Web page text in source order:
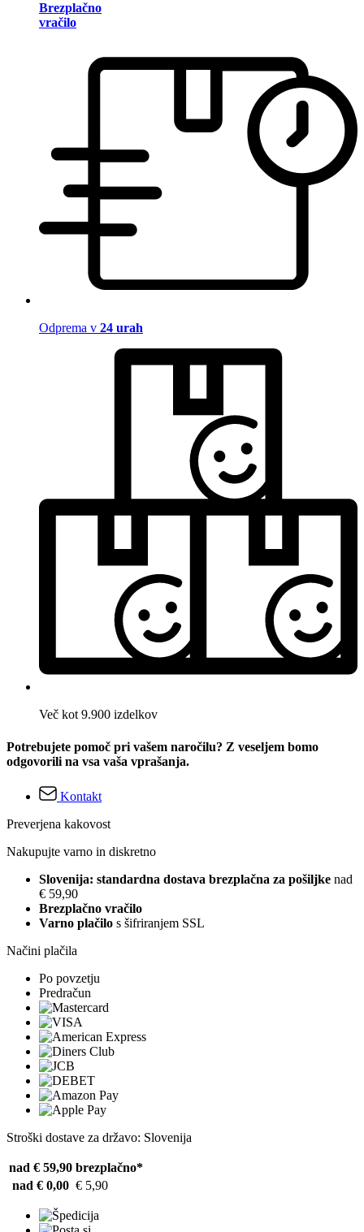
Brezplačno
vračilo
Odprema v 24 urah
Več kot 9.900 izdelkov
Potrebujete pomoč pri vašem naročilu? Z veseljem bomo
odgovorili na vsa vaša vprašanja.
Kontakt
Preverjena kakovost
Nakupujte varno in diskretno
Slovenija: standardna dostava brezplačna za pošiljke nad
€ 59,90
Brezplačno vračilo
Varno plačilo s šifriranjem SSL
Načini plačila
Po povzetju
Predračun
Stroški dostave za državo: Slovenija
nad € 59,90 brezplačno*
nad € 0,00 € 5,90